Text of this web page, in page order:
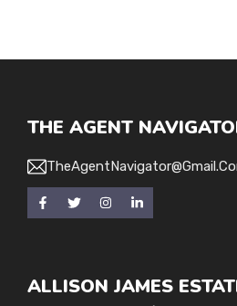
THE AGENT
ALLISON JAMES